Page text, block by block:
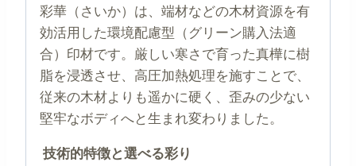
彩華（さいか）は、端材などの木材資源を有
効活用した環境配慮型（グリーン購入法適
合）印材です。厳しい寒さで育った真樺に樹
脂を浸透させ、高圧加熱処理を施すことで、
従来の木材よりも遥かに硬く、歪みの少ない
堅牢なボディへと生まれ変わりました。
技術的特徴と選べる彩り